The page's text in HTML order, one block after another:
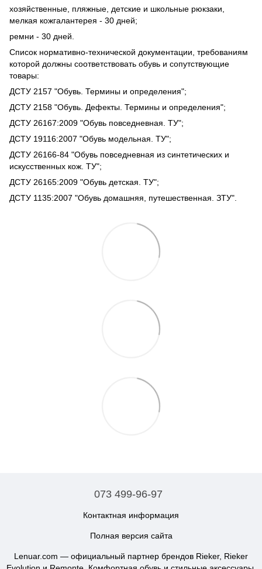
хозяйственные, пляжные, детские и школьные рюкзаки,
мелкая кожгалантерея - 30 дней;
ремни - 30 дней.
Список нормативно-технической документации, требованиям
которой должны соответствовать обувь и сопутствующие
товары:
ДСТУ 2157 "Обувь. Термины и определения";
ДСТУ 2158 "Обувь. Дефекты. Термины и определения";
ДСТУ 26167:2009 "Обувь повседневная. ТУ";
ДСТУ 19116:2007 "Обувь модельная. ТУ";
ДСТУ 26166-84 "Обувь повседневная из синтетических и
искусственных кож. ТУ";
ДСТУ 26165:2009 "Обувь детская. ТУ";
ДСТУ 1135:2007 "Обувь домашняя, путешественная. ЗТУ".
073 499-96-97
Контактная информация
Полная версия сайта
Lenuar.com — официальный партнер брендов Rieker, Rieker